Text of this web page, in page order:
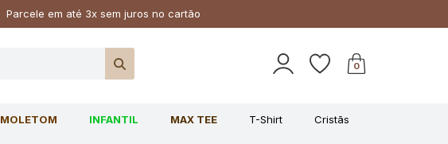
Parcele em até 3x sem juros no cartão
0
MOLETOM INFANTIL MAX TEE T-Shirt Cristãs